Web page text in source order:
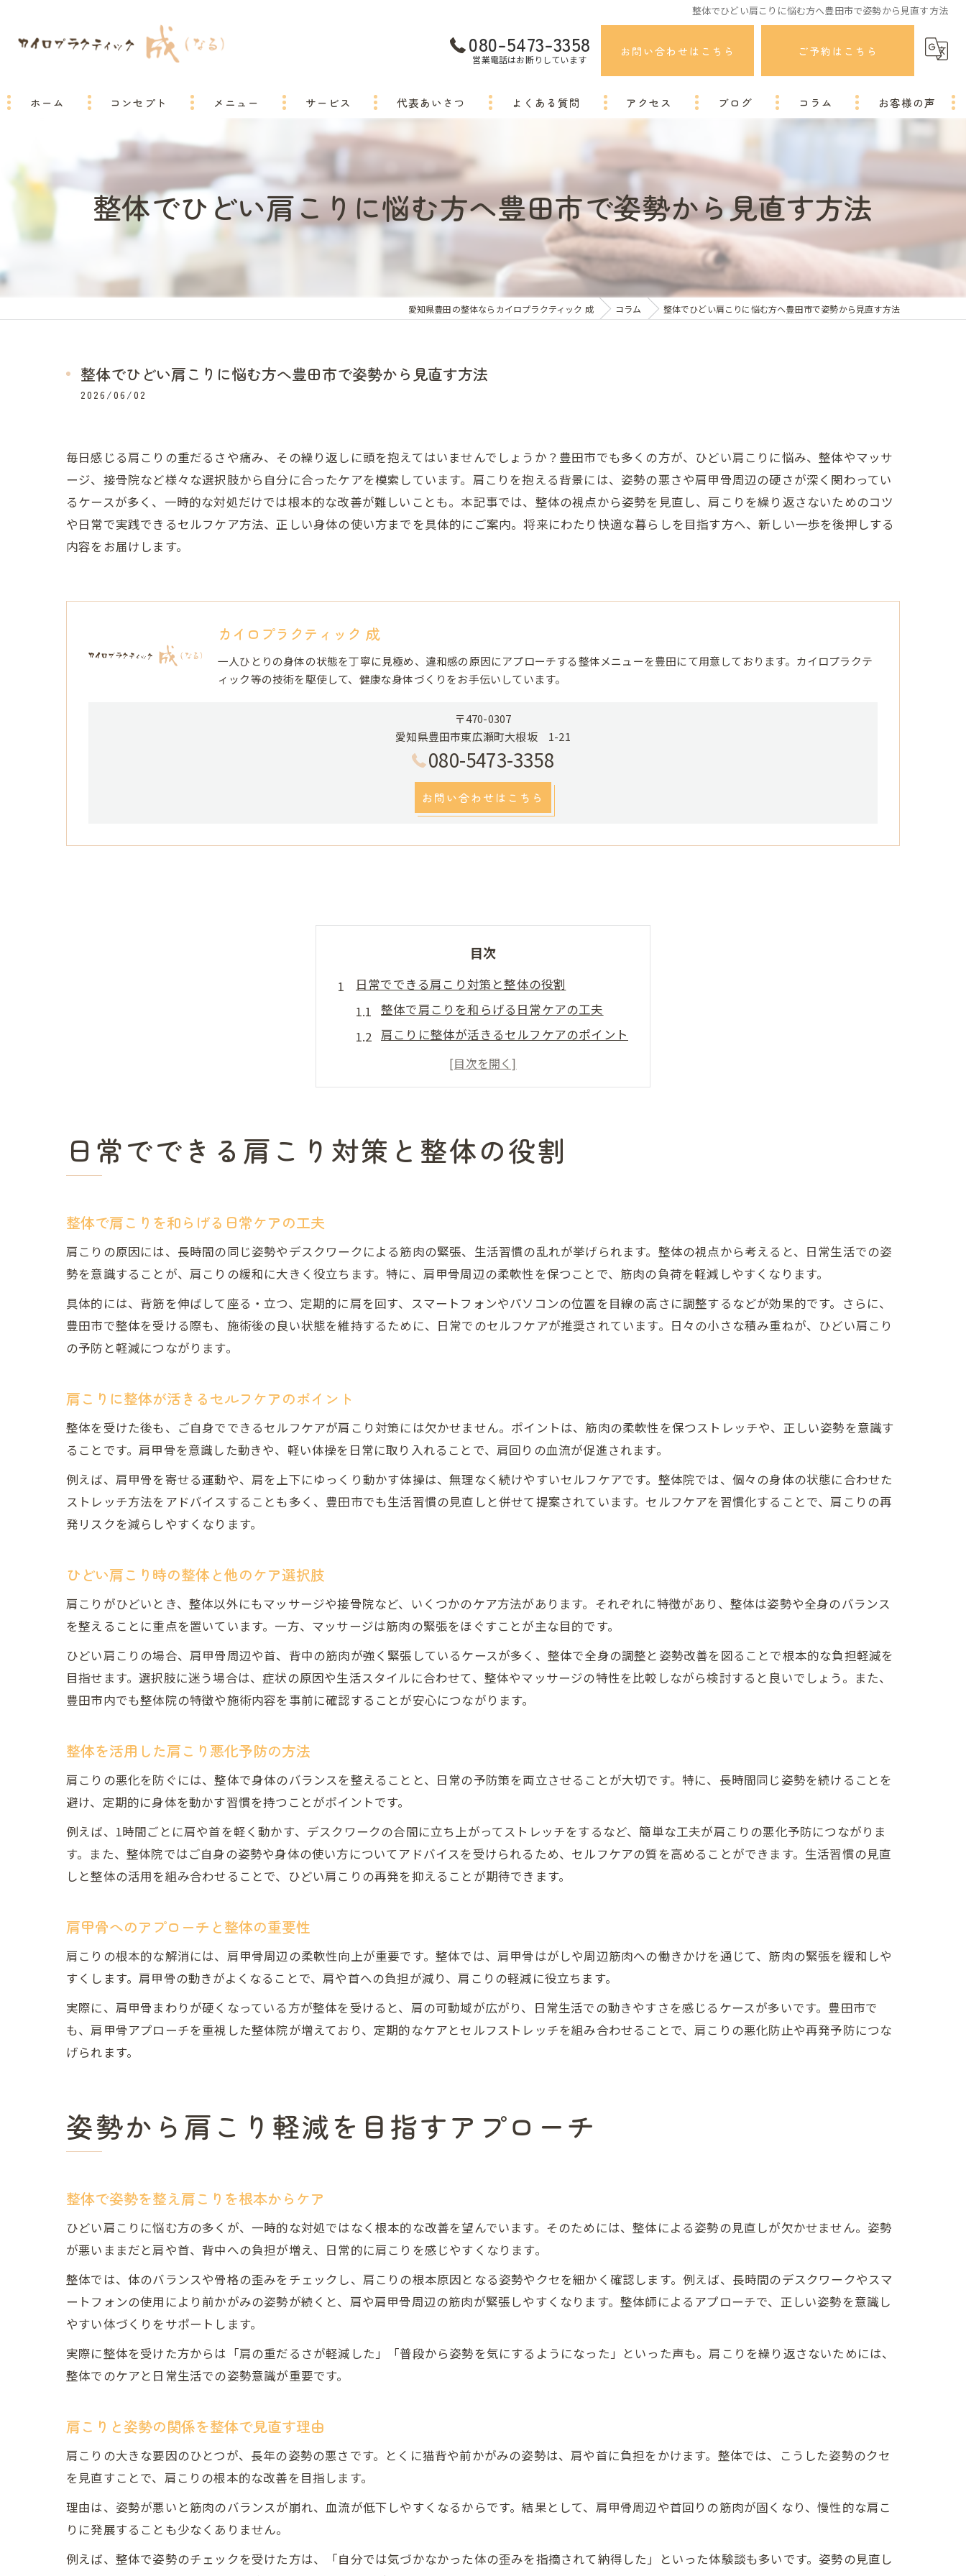
整体でひどい肩こりに悩む方へ豊田市で姿勢から見直す方法
080-5473-3358
営業電話はお断りしています
お問い合わせはこちら ご予約はこちら
ホーム コンセプト メニュー サービス 代表あいさつ よくある質問 アクセス ブログ コラム お客様の声
整体でひどい肩こりに悩む方へ豊田市で姿勢から見直す方法
愛知県豊田の整体ならカイロプラクティック 成 コラム 整体でひどい肩こりに悩む方へ豊田市で姿勢から見直す方法
整体でひどい肩こりに悩む方へ豊田市で姿勢から見直す方法
2026/06/02
毎日感じる肩こりの重だるさや痛み、その繰り返しに頭を抱えてはいませんでしょうか？豊田市でも多くの方が、ひどい肩こりに悩み、整体やマッサ
ージ、接骨院など様々な選択肢から自分に合ったケアを模索しています。肩こりを抱える背景には、姿勢の悪さや肩甲骨周辺の硬さが深く関わってい
るケースが多く、一時的な対処だけでは根本的な改善が難しいことも。本記事では、整体の視点から姿勢を見直し、肩こりを繰り返さないためのコツ
や日常で実践できるセルフケア方法、正しい身体の使い方までを具体的にご案内。将来にわたり快適な暮らしを目指す方へ、新しい一歩を後押しする
内容をお届けします。
カイロプラクティック 成
一人ひとりの身体の状態を丁寧に見極め、違和感の原因にアプローチする整体メニューを豊田にて用意しております。カイロプラクテ
ィック等の技術を駆使して、健康な身体づくりをお手伝いしています。
〒470-0307
愛知県豊田市東広瀬町大根坂 1-21
080-5473-3358
お問い合わせはこちら
目次
日常でできる肩こり対策と整体の役割
整体で肩こりを和らげる日常ケアの工夫
肩こりに整体が活きるセルフケアのポイント
ひどい肩こり時の整体と他のケア選択肢
整体を活用した肩こり悪化予防の方法
姿勢から肩こり軽減を目指すアプローチ
整体で姿勢を整え肩こりを根本からケア
肩甲骨はがしと整体の姿勢サポート効果
肩こりの本当の原因を整体で探るポイント
整体だからできる肩こり原因の見極め方
ひどい肩こりを和らげる姿勢改善のコツ
整体で学ぶ肩こり軽減の正しい姿勢習慣
肩こりを整体で楽にする姿勢チェック法
セルフケアと整体で進める姿勢改善の方法
整体選びで肩こり改善に役立つチェック法
整体とマッサージの違いと選び方の比較
整体の保険適用や通院頻度の確認ポイント
日常に整体を取り入れ肩こり予防を習慣化
肩こり改善で暮らしやすさが変わる整体の力
整体とセルフケアで持続的な肩こりサポート
日常でできる肩こり対策と整体の役割
整体で肩こりを和らげる日常ケアの工夫
肩こりの原因には、長時間の同じ姿勢やデスクワークによる筋肉の緊張、生活習慣の乱れが挙げられます。整体の視点から考えると、日常生活での姿
勢を意識することが、肩こりの緩和に大きく役立ちます。特に、肩甲骨周辺の柔軟性を保つことで、筋肉の負荷を軽減しやすくなります。
具体的には、背筋を伸ばして座る・立つ、定期的に肩を回す、スマートフォンやパソコンの位置を目線の高さに調整するなどが効果的です。さらに、
豊田市で整体を受ける際も、施術後の良い状態を維持するために、日常でのセルフケアが推奨されています。日々の小さな積み重ねが、ひどい肩こり
の予防と軽減につながります。
肩こりに整体が活きるセルフケアのポイント
整体を受けた後も、ご自身でできるセルフケアが肩こり対策には欠かせません。ポイントは、筋肉の柔軟性を保つストレッチや、正しい姿勢を意識す
ることです。肩甲骨を意識した動きや、軽い体操を日常に取り入れることで、肩回りの血流が促進されます。
例えば、肩甲骨を寄せる運動や、肩を上下にゆっくり動かす体操は、無理なく続けやすいセルフケアです。整体院では、個々の身体の状態に合わせた
ストレッチ方法をアドバイスすることも多く、豊田市でも生活習慣の見直しと併せて提案されています。セルフケアを習慣化することで、肩こりの再
発リスクを減らしやすくなります。
ひどい肩こり時の整体と他のケア選択肢
肩こりがひどいとき、整体以外にもマッサージや接骨院など、いくつかのケア方法があります。それぞれに特徴があり、整体は姿勢や全身のバランス
を整えることに重点を置いています。一方、マッサージは筋肉の緊張をほぐすことが主な目的です。
ひどい肩こりの場合、肩甲骨周辺や首、背中の筋肉が強く緊張しているケースが多く、整体で全身の調整と姿勢改善を図ることで根本的な負担軽減を
目指せます。選択肢に迷う場合は、症状の原因や生活スタイルに合わせて、整体やマッサージの特性を比較しながら検討すると良いでしょう。また、
豊田市内でも整体院の特徴や施術内容を事前に確認することが安心につながります。
整体を活用した肩こり悪化予防の方法
肩こりの悪化を防ぐには、整体で身体のバランスを整えることと、日常の予防策を両立させることが大切です。特に、長時間同じ姿勢を続けることを
避け、定期的に身体を動かす習慣を持つことがポイントです。
例えば、1時間ごとに肩や首を軽く動かす、デスクワークの合間に立ち上がってストレッチをするなど、簡単な工夫が肩こりの悪化予防につながりま
す。また、整体院ではご自身の姿勢や身体の使い方についてアドバイスを受けられるため、セルフケアの質を高めることができます。生活習慣の見直
しと整体の活用を組み合わせることで、ひどい肩こりの再発を抑えることが期待できます。
肩甲骨へのアプローチと整体の重要性
肩こりの根本的な解消には、肩甲骨周辺の柔軟性向上が重要です。整体では、肩甲骨はがしや周辺筋肉への働きかけを通じて、筋肉の緊張を緩和しや
すくします。肩甲骨の動きがよくなることで、肩や首への負担が減り、肩こりの軽減に役立ちます。
実際に、肩甲骨まわりが硬くなっている方が整体を受けると、肩の可動域が広がり、日常生活での動きやすさを感じるケースが多いです。豊田市で
も、肩甲骨アプローチを重視した整体院が増えており、定期的なケアとセルフストレッチを組み合わせることで、肩こりの悪化防止や再発予防につな
げられます。
姿勢から肩こり軽減を目指すアプローチ
整体で姿勢を整え肩こりを根本からケア
ひどい肩こりに悩む方の多くが、一時的な対処ではなく根本的な改善を望んでいます。そのためには、整体による姿勢の見直しが欠かせません。姿勢
が悪いままだと肩や首、背中への負担が増え、日常的に肩こりを感じやすくなります。
整体では、体のバランスや骨格の歪みをチェックし、肩こりの根本原因となる姿勢やクセを細かく確認します。例えば、長時間のデスクワークやスマ
ートフォンの使用により前かがみの姿勢が続くと、肩や肩甲骨周辺の筋肉が緊張しやすくなります。整体師によるアプローチで、正しい姿勢を意識し
やすい体づくりをサポートします。
実際に整体を受けた方からは「肩の重だるさが軽減した」「普段から姿勢を気にするようになった」といった声も。肩こりを繰り返さないためには、
整体でのケアと日常生活での姿勢意識が重要です。
肩こりと姿勢の関係を整体で見直す理由
肩こりの大きな要因のひとつが、長年の姿勢の悪さです。とくに猫背や前かがみの姿勢は、肩や首に負担をかけます。整体では、こうした姿勢のクセ
を見直すことで、肩こりの根本的な改善を目指します。
理由は、姿勢が悪いと筋肉のバランスが崩れ、血流が低下しやすくなるからです。結果として、肩甲骨周辺や首回りの筋肉が固くなり、慢性的な肩こ
りに発展することも少なくありません。
例えば、整体で姿勢のチェックを受けた方は、「自分では気づかなかった体の歪みを指摘されて納得した」といった体験談も多いです。姿勢の見直し